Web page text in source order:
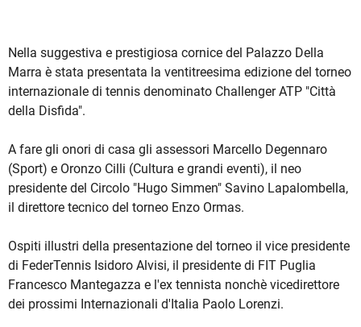
Nella suggestiva e prestigiosa cornice del Palazzo Della
Marra è stata presentata la ventitreesima edizione del torneo
internazionale di tennis denominato Challenger ATP "Città
della Disfida".
A fare gli onori di casa gli assessori Marcello Degennaro
(Sport) e Oronzo Cilli (Cultura e grandi eventi), il neo
presidente del Circolo "Hugo Simmen" Savino Lapalombella,
il direttore tecnico del torneo Enzo Ormas.
Ospiti illustri della presentazione del torneo il vice presidente
di FederTennis Isidoro Alvisi, il presidente di FIT Puglia
Francesco Mantegazza e l'ex tennista nonchè vicedirettore
dei prossimi Internazionali d'Italia Paolo Lorenzi.